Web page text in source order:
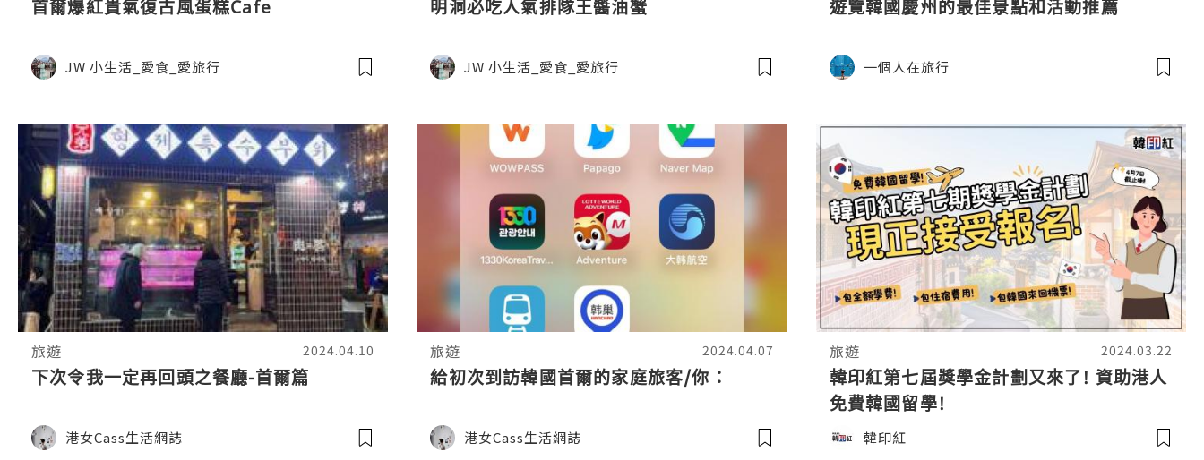
首爾爆紅貴氣復古風蛋糕Cafe
JW 小生活_愛食_愛旅行
明洞必吃人氣排隊王醬油蟹
JW 小生活_愛食_愛旅行
遊覽韓國慶州的最佳景點和活動推薦
一個人在旅行
旅遊 2024.04.10
下次令我一定再回頭之餐廳-首爾篇
港女Cass生活網誌
旅遊 2024.04.07
給初次到訪韓國首爾的家庭旅客/你：
港女Cass生活網誌
旅遊 2024.03.22
韓印紅第七屆獎學金計劃又來了! 資助港人
免費韓國留學!
韓印紅